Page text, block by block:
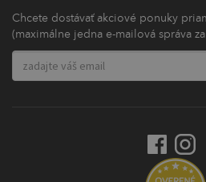
Chcete dostávať akciové ponuky
(maximálne jedna e-mailová správa